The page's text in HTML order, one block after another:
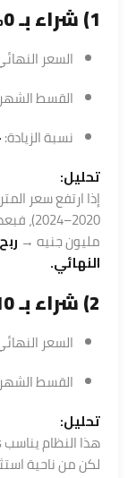
1) شراء بـ 0% مقدم – 8 سنوات
السعر
القسط
نسبة الزيادة:
تحليل:
مليون جنيه →
النهائي.
2) شراء بـ 10% مقدم – 10 سنوات
السعر
القسط
تحليل:
هذا النظام يناسب buyers الذين يحتاجون لقسط منخفض.
لكن من ناحية